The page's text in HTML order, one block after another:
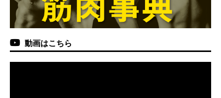
動画はこちら